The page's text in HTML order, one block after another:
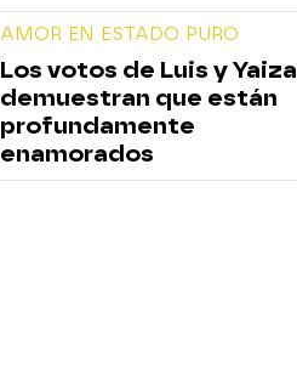
AMOR EN ESTADO PURO
Los votos de Luis y Yaiza
demuestran que están
profundamente
enamorados